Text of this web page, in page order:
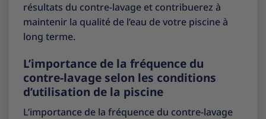
résultats du contre-lavage et contribuerez à
maintenir la qualité de l’eau de votre piscine à
long terme.
L’importance de la fréquence du
contre-lavage selon les conditions
d’utilisation de la piscine
L’importance de la fréquence du contre-lavage